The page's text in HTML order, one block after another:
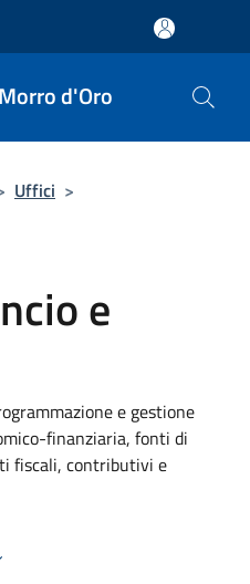
d'Oro
Uffici >
e
e gestione
finanziaria, fonti di
fiscali, contributivi e